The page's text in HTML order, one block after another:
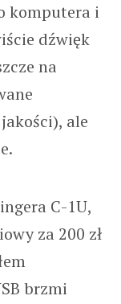
komputera i
dźwięk
na
ale
C-1U,
za 200 zł
brzmi